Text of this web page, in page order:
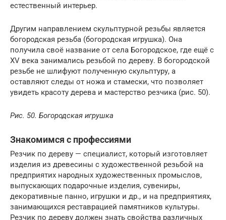
естественный интерьер.
Другим направлением скульптурной резьбы является
богородская резьба (богородская игрушка). Она
получила своё название от села Богородское, где ещё с
XV века занимались резьбой по дереву. В богородской
резьбе не шлифуют полученную скульптуру, а
оставляют следы от ножа и стамески, что позволяет
увидеть красоту дерева и мастерство резчика (рис. 50).
Рис. 50. Богородская игрушка
Знакомимся с профессиями
Резчик по дереву — специалист, который изготовляет
изделия из древесины с художественной резьбой на
предприятих народных художественных промыслов,
выпускающих подарочные изделия, сувениры,
декоративные панно, игрушки и др., и на предприятиях,
занимающихся реставрацией памятников культуры.
Резчик по дереву должен знать свойства различных